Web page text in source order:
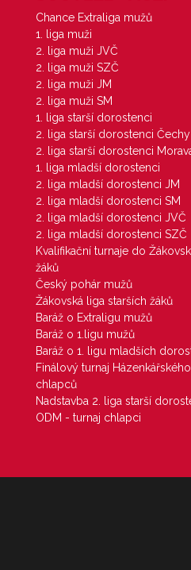
Chance Extraliga mužů
1. liga muži
2. liga muži JVČ
2. liga muži SZČ
2. liga muži JM
2. liga muži SM
1. liga starší dorostenci
2. liga starší dorostenci Čechy
2. liga starší dorostenci
1. liga mladší dorostenci
2. liga mladší dorostenci JM
2. liga mladší dorostenci SM
2. liga mladší dorostenci JVČ
2. liga mladší dorostenci SZČ
Kvalifikační turnaje do
žáků
Český pohár mužů
Žákovská liga starších žáků
Baráž o Extraligu mužů
Baráž o 1.ligu mužů
Baráž o 1. ligu mladších
Finálový turnaj
chlapců
Nadstavba 2. liga starší
ODM - turnaj chlapci